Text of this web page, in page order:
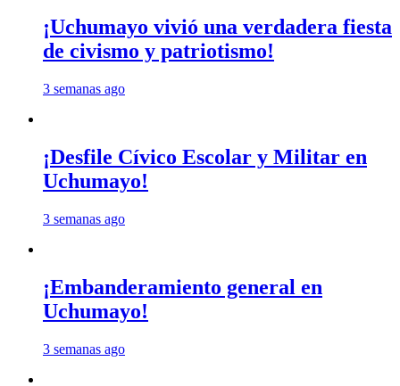
¡Uchumayo vivió una verdadera fiesta
de civismo y patriotismo!
3 semanas ago
¡Desfile Cívico Escolar y Militar en
Uchumayo!
3 semanas ago
¡Embanderamiento general en
Uchumayo!
3 semanas ago